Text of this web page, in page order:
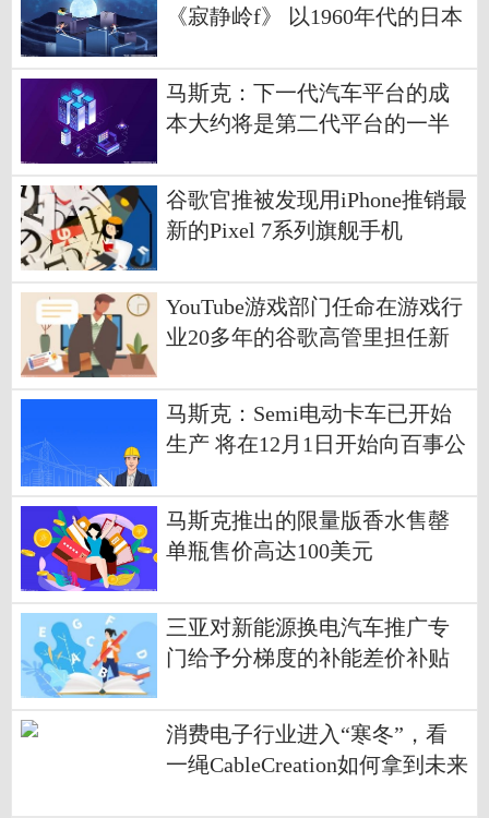
《寂静岭f》 以1960年代的日本
马斯克：下一代汽车平台的成
本大约将是第二代平台的一半
谷歌官推被发现用iPhone推销最
新的Pixel 7系列旗舰手机
YouTube游戏部门任命在游戏行
业20多年的谷歌高管里担任新
马斯克：Semi电动卡车已开始
生产 将在12月1日开始向百事公
马斯克推出的限量版香水售罄
单瓶售价高达100美元
三亚对新能源换电汽车推广专
门给予分梯度的补能差价补贴
消费电子行业进入“寒冬”，看
一绳CableCreation如何拿到未来